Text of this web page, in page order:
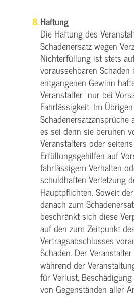
Haftung
Die Haftung des
Schadenersatz wegen
Nichterfüllung ist stets
voraussehbaren Schaden
entgangenen Gewinn
Veranstalter nur bei
Fahrlässigkeit. Im
Schadenersatzansprüche
es sei denn sie beruhen
Veranstalters oder
Erfüllungsgehilfen auf
fahrlässigem Verhalten
schuldhaften Verletzung
Hauptpflichten. Soweit
danach zum
beschränkt sich diese
auf den zum Zeitpunkt
Vertragsabschlusses
Schaden. Der
während der
für Verlust,
von Gegenständen aller